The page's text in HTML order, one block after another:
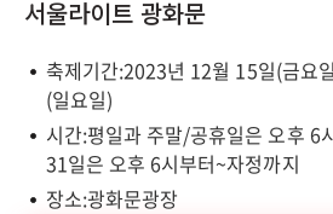
서울라이트 광화문
축제기간:2023년 12월 15일(금요
(일요일)
시간:평일과 주말/공휴일은 오후 6
31일은 오후 6시부터~자정까지
장소:광화문광장